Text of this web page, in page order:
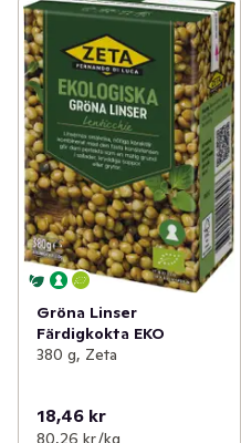
Gröna Linser
Färdigkokta EKO
380 g, Zeta
18,46 kr
80,26 kr /kg